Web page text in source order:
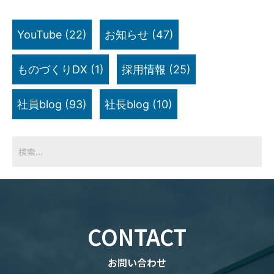
YouTube (22) お知らせ (47)
ものづくりDX (1) 採用情報 (25)
社員blog (93) 社長blog (10)
CONTACT
お問い合わせ